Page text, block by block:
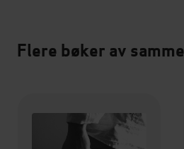
Flere bøker av